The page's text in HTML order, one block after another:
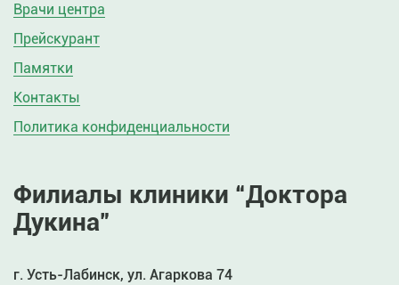
Врачи центра
Прейскурант
Памятки
Контакты
Политика конфиденциальности
Филиалы клиники “Доктора
Дукина”
г. Усть-Лабинск, ул. Агаркова 74